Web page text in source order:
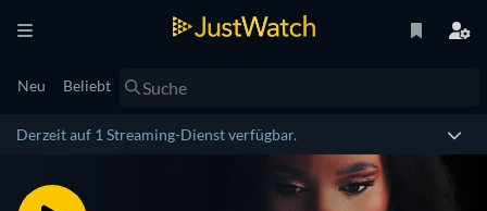
Neu Beliebt
Derzeit auf 1 Streaming-Dienst verfügbar.